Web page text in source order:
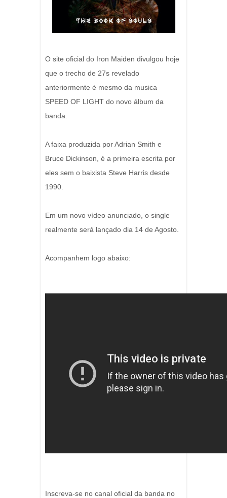
O site oficial do Iron Maiden divulgou hoje
que o trecho de 27s revelado
anteriormente é mesmo da musica
SPEED OF LIGHT do novo álbum da
banda.
A faixa produzida por Adrian Smith e
Bruce Dickinson, é a primeira escrita por
eles sem o baixista Steve Harris desde
1990.
Em um novo vídeo anunciado, o single
realmente será lançado dia 14 de Agosto.
Acompanhem logo abaixo:
Inscreva-se no canal oficial da banda no